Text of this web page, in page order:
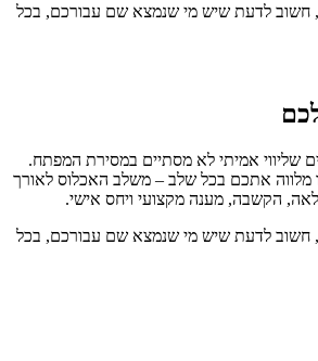
חשוב לדעת שיש מי שנמצא שם עבורכם, בכל
שליווי אמיתי לא מסתיים במסירת המפתח.
מלווה אתכם בכל שלב – משלב האכלוס לאורך
הקשבה, מענה מקצועי ויחס אישי.
חשוב לדעת שיש מי שנמצא שם עבורכם, בכל